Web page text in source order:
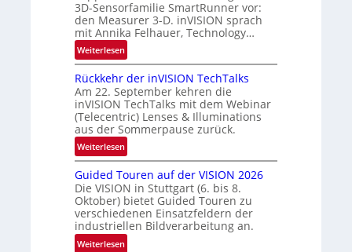
n
d
e
s
‘
3D-Sensorfamilie SmartRunner vor:
den Measurer 3-D. inVISION sprach
mit Annika Felhauer, Technology…
Weiterlesen:
U
n
b
e
g
r
e
z
t
e
M
ö
Rückkehr der inVISION TechTalks
Am 22. September kehren die
inVISION TechTalks mit dem Webinar
(Telecentric) Lenses & Illuminations
aus der Sommerpause zurück.
Weiterlesen:
R
ü
c
k
k
e
Guided Touren auf der VISION 2026
Die VISION in Stuttgart (6. bis 8.
Oktober) bietet Guided Touren zu
verschiedenen Einsatzfeldern der
industriellen Bildverarbeitung an.
Weiterlesen: